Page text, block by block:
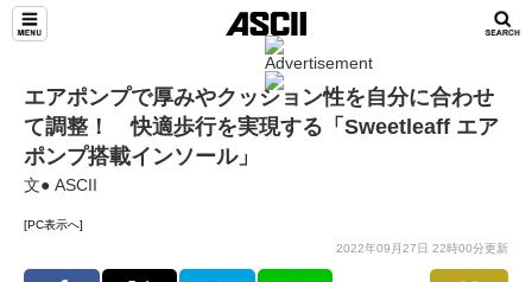
エアポンプで厚みやクッション性を自分に合わせ
て調整！ 快適歩行を実現する「Sweetleaff エア
ポンプ搭載インソール」
文● ASCII
[PC表示へ]
2022年09月27日 22時00分更新